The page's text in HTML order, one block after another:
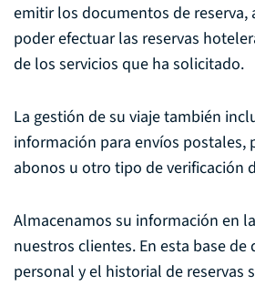
emitir los documentos de reserva,
poder efectuar las reservas
de los servicios que ha solicitado.
La gestión de su viaje también
información para envíos postales,
abonos u otro tipo de verificación
Almacenamos su información en
nuestros clientes. En esta base
personal y el historial de reservas